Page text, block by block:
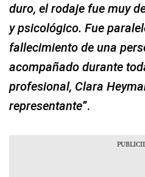
duro, el rodaje fue muy
y psicológico. Fue
fallecimiento de una
acompañado durante
profesional, Clara
representante”.